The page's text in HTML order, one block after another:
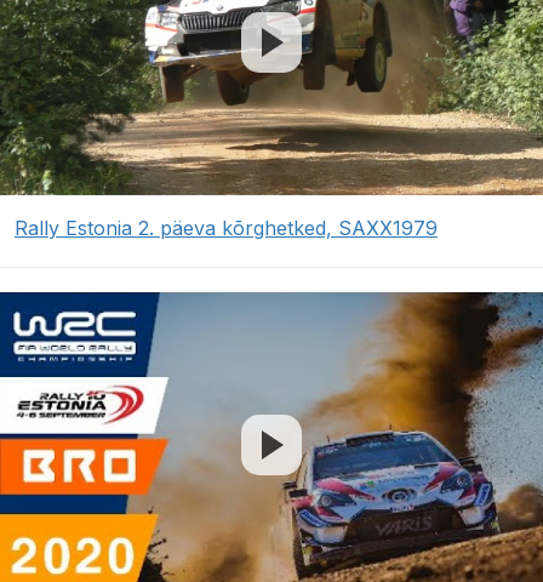
Rally Estonia 2. päeva kõrghetked, SAXX1979